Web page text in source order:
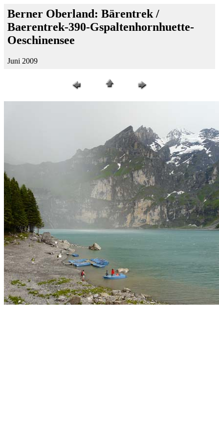
Berner Oberland: Bärentrek /
Baerentrek-390-Gspaltenhornhuette-
Oeschinensee
Juni 2009